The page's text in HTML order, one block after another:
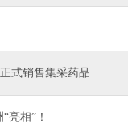
式销售集采药品
亮相”！